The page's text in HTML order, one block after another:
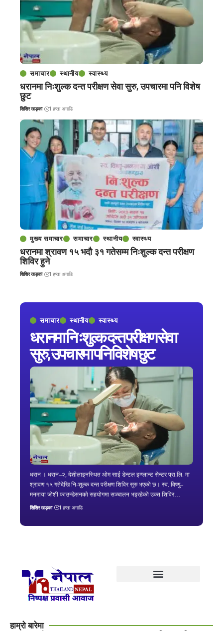
समाचार स्थानीय स्वास्थ्य
धरानमा निःशुल्क दन्त परीक्षण सेवा
सुरु, उपचारमा पनि विशेष छुट
धरान । धरान–२, देशीलाइनस्थित ओम साई डेन्टल इम्प्लान्ट सेन्टर प्रा.लि. मा
श्रावण १५ गतेदेखि निःशुल्क दन्त परीक्षण शिविर सुरु भएको छ। स्व. विष्णु–
मनमाया जोशी फाउन्डेसनको सहयोगमा सञ्चालन भइरहेको उक्त शिविर…
शिशिर खड्का 1 हप्ता अगाडि
समाचार स्थानीय स्वास्थ्य
धरानमा निःशुल्क दन्त परीक्षण सेवा सुरु, उपचारमा पनि विशेष
छुट
शिशिर खड्का 1 हप्ता अगाडि
मुख्य समाचार समाचार स्थानीय स्वास्थ्य
धरानमा श्रावण १५ भदौ ३१ गतेसम्म निःशुल्क दन्त परीक्षण
शिविर हुने
शिशिर खड्का 1 हप्ता अगाडि
हाम्रो बारेमा